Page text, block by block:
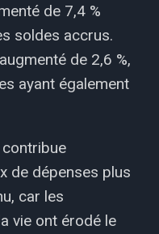
de 7,4 %
soldes accrus.
de 2,6 %,
ayant également
de dépenses plus
car les
vie ont érodé le